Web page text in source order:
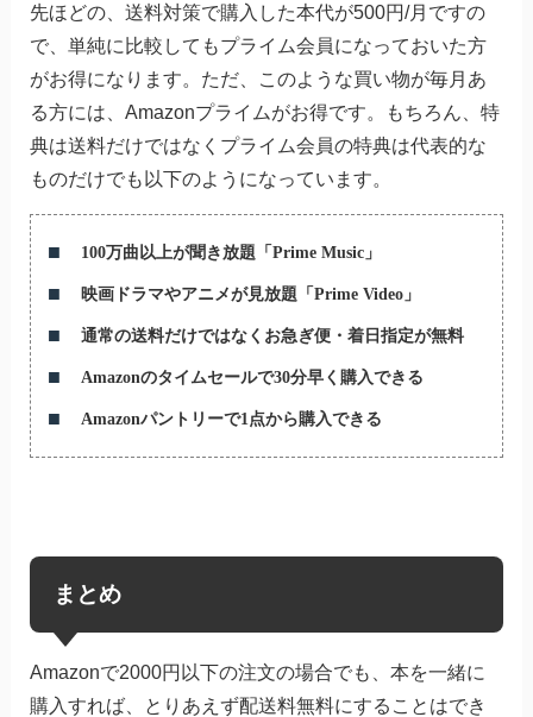
先ほどの、送料対策で購入した本代が500円/月ですの
で、単純に比較してもプライム会員になっておいた方
がお得になります。ただ、このような買い物が毎月あ
る方には、Amazonプライムがお得です。もちろん、特
典は送料だけではなくプライム会員の特典は代表的な
ものだけでも以下のようになっています。
100万曲以上が聞き放題「Prime Music」
映画ドラマやアニメが見放題「Prime Video」
通常の送料だけではなくお急ぎ便・着日指定が無料
Amazonのタイムセールで30分早く購入できる
Amazonパントリーで1点から購入できる
まとめ
Amazonで2000円以下の注文の場合でも、本を一緒に
購入すれば、とりあえず配送料無料にすることはでき